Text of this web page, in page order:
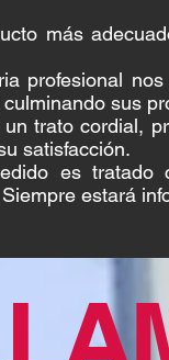
más
profesional
sus
trato cordial,
satisfacción.
es tratado
estará